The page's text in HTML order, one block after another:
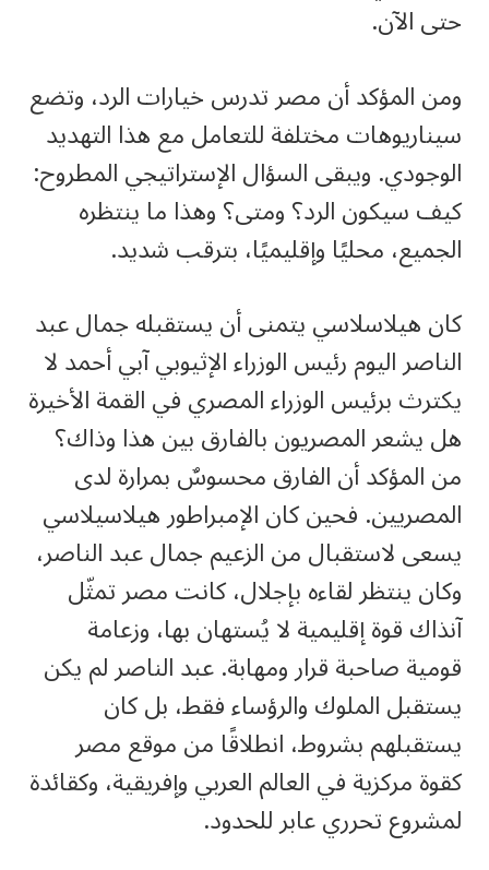
حتى الآن.
ومن المؤكد أن مصر تدرس خيارات الرد، وتضع
سيناريوهات مختلفة للتعامل مع هذا التهديد
الوجودي. ويبقى السؤال الإستراتيجي المطروح:
كيف سيكون الرد؟ ومتى؟ وهذا ما ينتظره
الجميع، محليًا وإقليميًا، بترقب شديد.
كان هيلاسلاسي يتمنى أن يستقبله جمال عبد
الناصر اليوم رئيس الوزراء الإثيوبي آبي أحمد لا
يكترث برئيس الوزراء المصري في القمة الأخيرة
هل يشعر المصريون بالفارق بين هذا وذاك؟
من المؤكد أن الفارق محسوسٌ بمرارة لدى
المصريين. فحين كان الإمبراطور هيلاسيلاسي
يسعى لاستقبال من الزعيم جمال عبد الناصر،
وكان ينتظر لقاءه بإجلال، كانت مصر تمثّل
آنذاك قوة إقليمية لا يُستهان بها، وزعامة
قومية صاحبة قرار ومهابة. عبد الناصر لم يكن
يستقبل الملوك والرؤساء فقط، بل كان
يستقبلهم بشروط، انطلاقًا من موقع مصر
كقوة مركزية في العالم العربي وإفريقية، وكقائدة
لمشروع تحرري عابر للحدود.